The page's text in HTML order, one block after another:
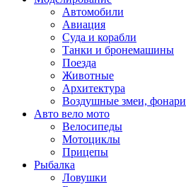
Автомобили
Авиация
Суда и корабли
Танки и бронемашины
Поезда
Животные
Архитектура
Воздушные змеи, фонари
Авто вело мото
Велосипеды
Мотоциклы
Прицепы
Рыбалка
Ловушки